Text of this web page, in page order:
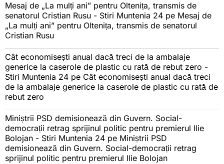
Mesaj de „La mulți ani” pentru Oltenița, transmis de
senatorul Cristian Rusu - Stiri Muntenia 24 pe Mesaj de
„La mulți ani” pentru Oltenița, transmis de senatorul
Cristian Rusu
Cât economisești anual dacă treci de la ambalaje
generice la caserole de plastic cu rată de rebut zero -
Stiri Muntenia 24 pe Cât economisești anual dacă treci
de la ambalaje generice la caserole de plastic cu rată de
rebut zero
Miniștrii PSD demisionează din Guvern. Social-
democrații retrag sprijinul politic pentru premierul Ilie
Bolojan - Stiri Muntenia 24 pe Miniștrii PSD
demisionează din Guvern. Social-democrații retrag
sprijinul politic pentru premierul Ilie Bolojan